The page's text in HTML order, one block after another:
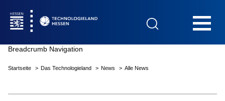
Breadcrumb Navigation
Startseite Das Technologieland News Alle News